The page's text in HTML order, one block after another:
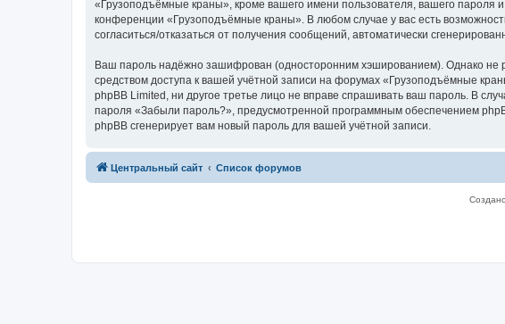
«Грузоподъёмные краны», кроме вашего имени пользователя, вашего пароля
конференции «Грузоподъёмные краны». В любом случае у вас есть
согласиться/отказаться от получения сообщений, автоматически
Ваш пароль надёжно зашифрован (односторонним хэшированием). Однако не
средством доступа к вашей учётной записи на форумах «Грузоподъёмные
phpBB Limited, ни другое третье лицо не вправе спрашивать ваш пароль. В
пароля «Забыли пароль?», предусмотренной программным обеспечением
phpBB сгенерирует вам новый пароль для вашей учётной записи.
Центральный сайт Список форумов